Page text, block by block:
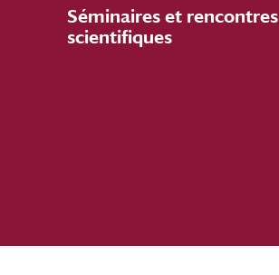
Séminaires et rencontres
scientifiques